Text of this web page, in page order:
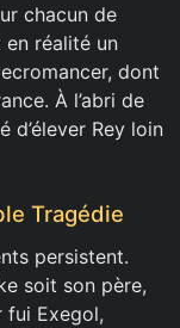
chacun de
en réalité un
dont
À l’abri de
d’élever Rey loin
Tragédie
persistent.
soit son père,
fui Exegol,